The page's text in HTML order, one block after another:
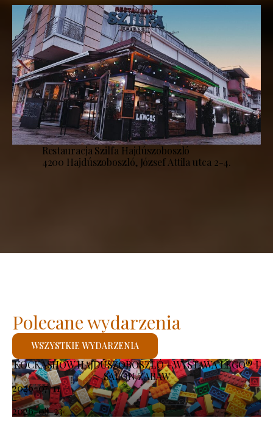
Restauracja Szilfa Hajdúszoboszló
4200 Hajdúszoboszló, József Attila utca 2-4.
KOCKASHOW HAJDÚSZOBOSZLÓ – WYSTAWA LEGO® I
SALON ZABAW
2026-07-11
-
2026-08-23
Polecane wydarzenia
WSZYSTKIE WYDARZENIA